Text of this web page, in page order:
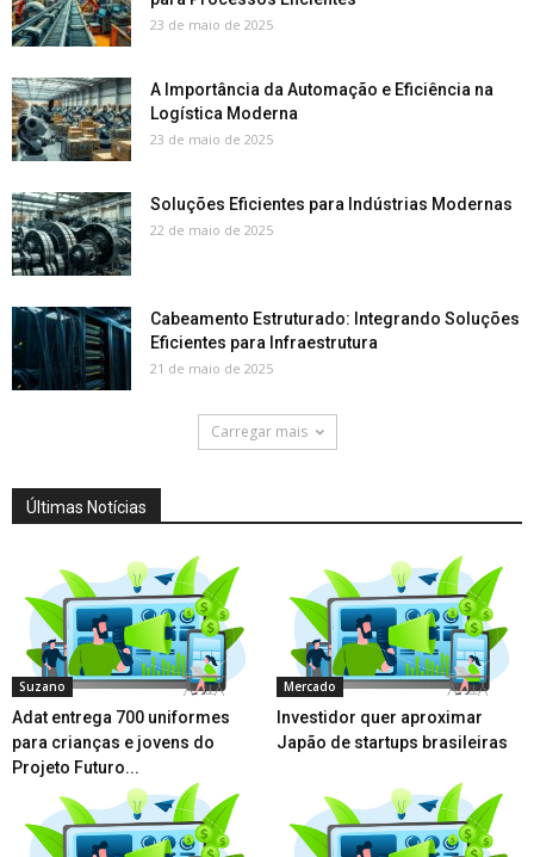
23 de maio de 2025
A Importância da Automação e Eficiência na
Logística Moderna
23 de maio de 2025
Soluções Eficientes para Indústrias Modernas
22 de maio de 2025
Cabeamento Estruturado: Integrando Soluções
Eficientes para Infraestrutura
21 de maio de 2025
Carregar mais
Últimas Notícias
Suzano
Adat entrega 700 uniformes
para crianças e jovens do
Projeto Futuro...
Mercado
Investidor quer aproximar
Japão de startups brasileiras